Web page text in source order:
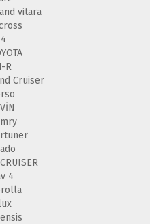
vitara
R
Cruiser
4